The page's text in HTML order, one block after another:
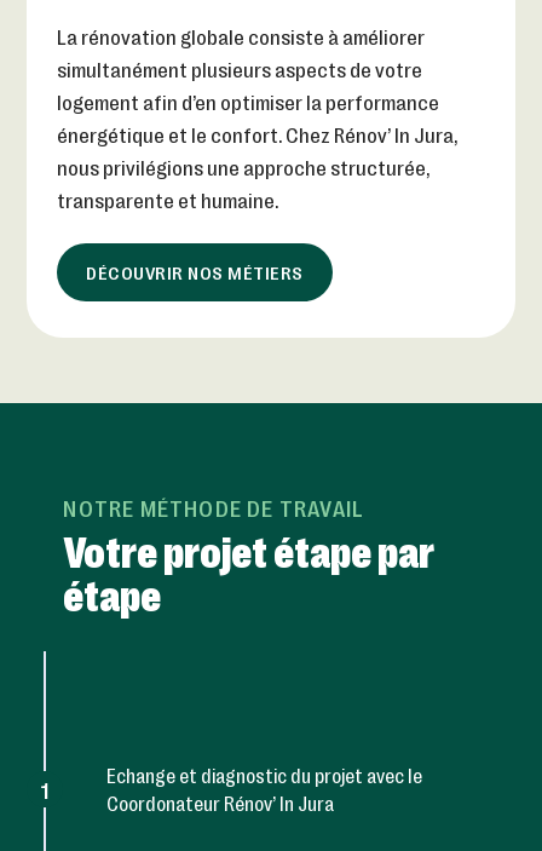
La rénovation globale consiste à améliorer
simultanément plusieurs aspects de votre
logement afin d’en optimiser la performance
énergétique et le confort. Chez Rénov’ In Jura,
nous privilégions une approche structurée,
transparente et humaine.
DÉCOUVRIR NOS MÉTIERS
NOTRE MÉTHODE DE TRAVAIL
Votre projet étape par
étape
Echange et diagnostic du projet avec le
Coordonateur Rénov’ In Jura
1